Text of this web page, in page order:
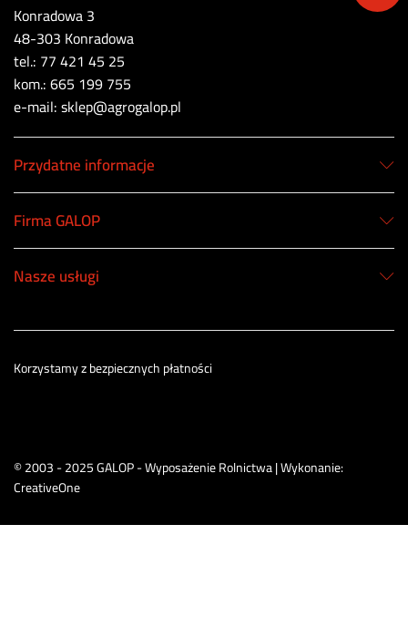
Konradowa 3
48-303 Konradowa
tel.: 77 421 45 25
kom.: 665 199 755
e-mail: sklep@agrogalop.pl
Przydatne informacje
Firma GALOP
Nasze usługi
© 2003 - 2025 GALOP - Wyposażenie Rolnictwa | Wykonanie:
CreativeOne
Korzystamy z bezpiecznych płatności